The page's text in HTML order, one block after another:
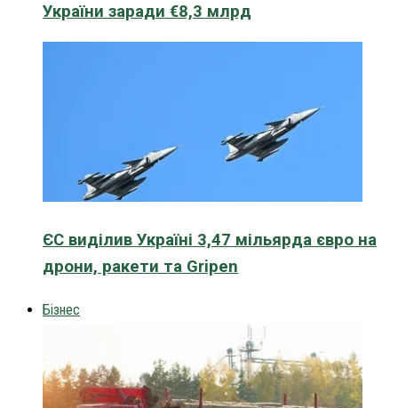
України заради €8,3 млрд
ЄС виділив Україні 3,47 мільярда євро на
дрони, ракети та Gripen
Бізнес